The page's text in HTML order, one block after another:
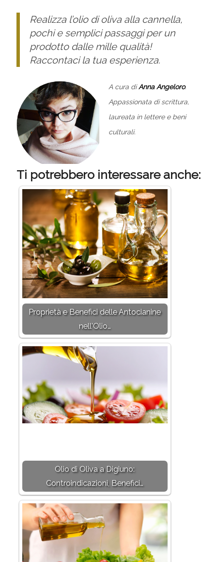
Realizza l’olio di oliva alla cannella,
pochi e semplici passaggi per un
prodotto dalle mille qualità!
Raccontaci la tua esperienza.
A cura diAnna Angeloro.
Appassionata di scrittura,
laureata in lettere e beni
culturali.
Ti potrebbero interessare anche:
Proprietà e Benefici delle Antocianine
nell'Olio…
Olio di Oliva a Digiuno:
Controindicazioni, Benefici…